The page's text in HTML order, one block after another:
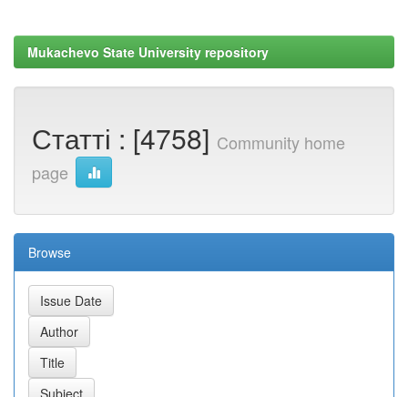
Mukachevo State University repository
Статті : [4758] Community home
page
Browse